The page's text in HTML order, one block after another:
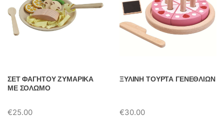
ΣΕΤ ΦΑΓΗΤΟΥ ΖΥΜΑΡΙΚΑ
ΜΕ ΣΟΛΩΜΟ
€25.00
ΞΥΛΙΝΗ ΤΟΥΡΤΑ ΓΕΝΕΘΛΙΩΝ
€30.00